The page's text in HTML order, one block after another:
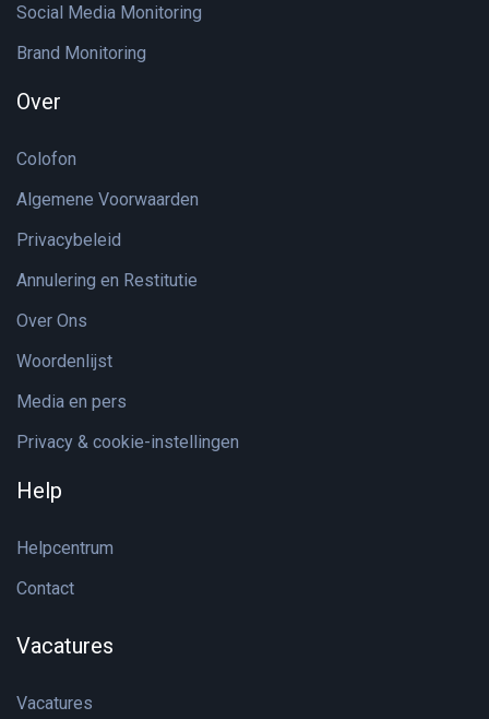
Social Media Monitoring
Brand Monitoring
Over
Colofon
Algemene Voorwaarden
Privacybeleid
Annulering en Restitutie
Over Ons
Woordenlijst
Media en pers
Privacy & cookie-instellingen
Help
Helpcentrum
Contact
Vacatures
Vacatures